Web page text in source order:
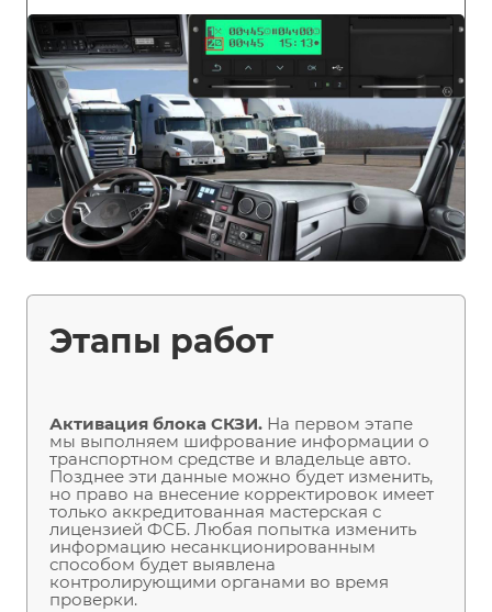
Этапы работ
Активация блока СКЗИ. На первом этапе
мы выполняем шифрование информации о
транспортном средстве и владельце авто.
Позднее эти данные можно будет изменить,
но право на внесение корректировок имеет
только аккредитованная мастерская с
лицензией ФСБ. Любая попытка изменить
информацию несанкционированным
способом будет выявлена
контролирующими органами во время
проверки.